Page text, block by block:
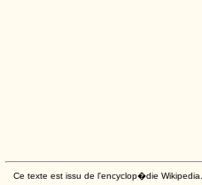
Ce texte est issu de l'encyclop�die